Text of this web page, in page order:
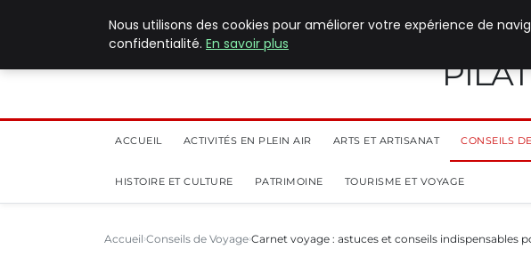
ACCUEIL ACTIVITÉS EN PLEIN AIR ARTS ET ARTISANAT CONSEILS
HISTOIRE ET CULTURE PATRIMOINE TOURISME ET VOYAGE
Accueil Conseils de Voyage Carnet voyage : astuces et conseils indispensables
Nous utilisons des cookies pour améliorer votre expérience de
confidentialité. En savoir plus